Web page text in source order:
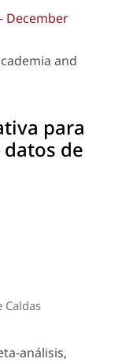
December
and
para
de
Caldas
análisis,